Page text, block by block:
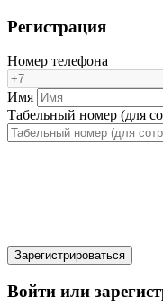
Регистрация
Номер телефона
Имя
Табельный номер (для
Зарегистрироваться
Войти или